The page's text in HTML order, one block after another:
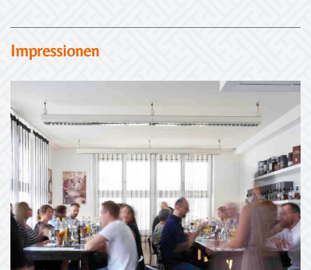
Impressionen